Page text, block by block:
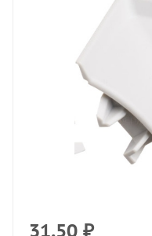
31.50 ₽